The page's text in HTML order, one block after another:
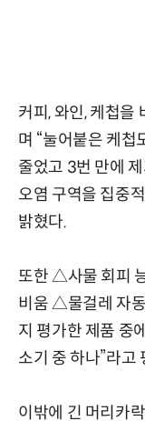
커피, 와인, 케첩을
며 “눌어붙은 케첩
줄었고 3번 만에
오염 구역을 집중
밝혔다.
또한 △사물 회피
비움 △물걸레 자
지 평가한 제품 중
소기 중 하나”라고
이밖에 긴 머리카